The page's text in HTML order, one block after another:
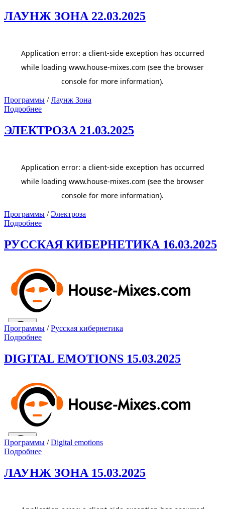
ЛАУНЖ ЗОНА 22.03.2025
Программы /Лаунж Зона
Подробнее
ЭЛЕКТРОЗА 21.03.2025
Программы /Электроза
Подробнее
РУССКАЯ КИБЕРНЕТИКА 16.03.2025
Программы /Русская кибернетика
Подробнее
DIGITAL EMOTIONS 15.03.2025
Программы /Digital emotions
Подробнее
ЛАУНЖ ЗОНА 15.03.2025